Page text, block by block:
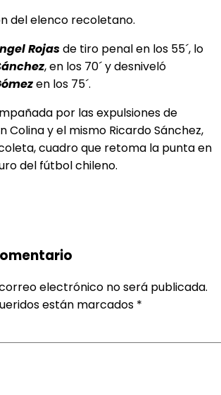
del elenco recoletano.
Rojasde tiro penal en los 55´, lo
, en los 70´ y desniveló
en los 75´.
por las expulsiones de
Colina y el mismo Ricardo Sánchez,
cuadro que retoma la punta en
del fútbol chileno.
electrónico no será publicada.
están marcados *